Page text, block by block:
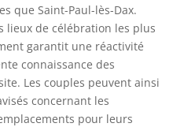
que Saint-Paul-lès-Dax.
lieux de célébration les plus
garantit une réactivité
connaissance des
Les couples peuvent ainsi
concernant les
pour leurs